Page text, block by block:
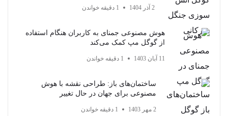
2 آذر 1404 1 دقیقه خواندن
هوش مصنوعی جمنای به کاربران هنگام استفاده
از گوگل مپ کمک می‌کند
11 آبان 1403 1 دقیقه خواندن
ساختمان‌های باز: طراحی نقشه با هوش
مصنوعی برای جهان در حال تغییر
2 مهر 1403 1 دقیقه خواندن